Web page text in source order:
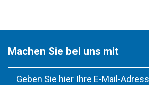
Machen Sie bei uns mit